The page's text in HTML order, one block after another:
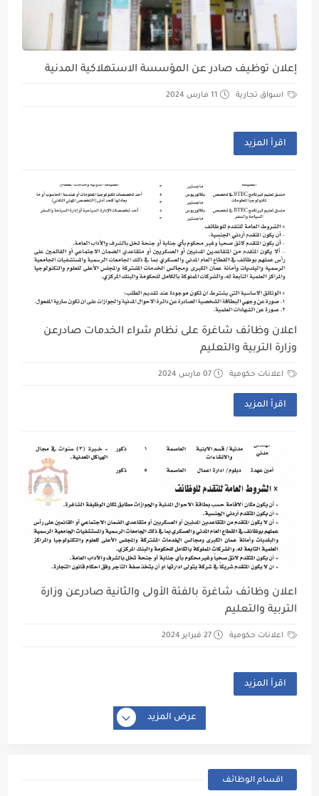
إعلان توظيف صادر عن المؤسسة الاستهلاكية المدنية
اسواق تجارية 11 مارس 2024
اقرأ المزيد
اعلان وظائف شاغرة على نظام شراء الخدمات صادرعن
وزارة التربية والتعليم
اعلانات حكومية 07 مارس 2024
اقرأ المزيد
اعلان وظائف شاغرة بالفئة الأولى والثانية صادرعن وزارة
التربية والتعليم
اعلانات حكومية 27 فبراير 2024
اقرأ المزيد
عرض المزيد
اقسام الوظائف